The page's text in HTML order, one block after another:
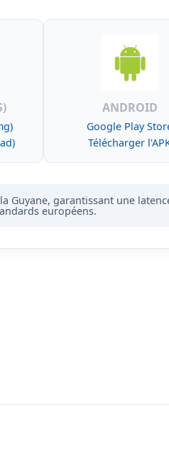
ANDROID
Google Play
Télécharger
Guyane, garantissant une
européens.